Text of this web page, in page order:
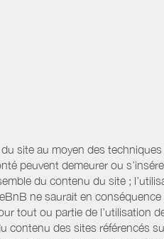
site au moyen des
peuvent demeurer ou
du contenu du site ;
ne saurait en
tout ou partie de l’utilisation
contenu des sites référencés